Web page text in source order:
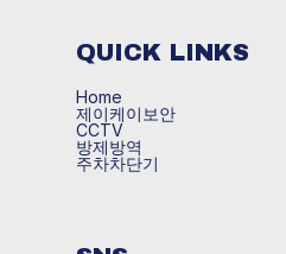
QUICK LINKS
Home
제이케이보안
CCTV
방제방역
주차차단기